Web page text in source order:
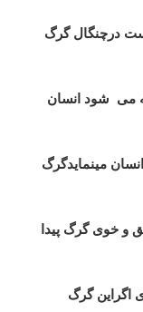
درچنگال گرگ
می شود انسان
انسان مینمایدگرگ
و خوی گرگ پیدا
اگراین گرگ